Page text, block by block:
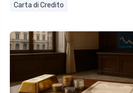
Carta di Credito